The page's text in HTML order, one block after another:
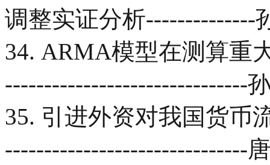
调整实证分析--------------
34. ARMA模型在测算重
-------------------------------
35. 引进外资对我国货币
-------------------------------